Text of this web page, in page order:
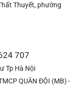
Thuyết, phường
707
Tp Hà Nội
QUÂN ĐỘI (MB) -